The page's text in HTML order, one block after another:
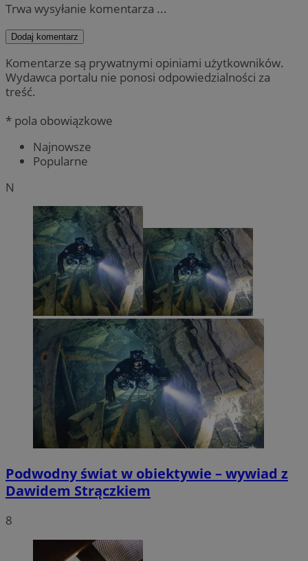
Trwa wysyłanie komentarza ...
Dodaj komentarz
Komentarze są prywatnymi opiniami użytkowników.
Wydawca portalu nie ponosi odpowiedzialności za
treść.
* pola obowiązkowe
Najnowsze
Popularne
N
Podwodny świat w obiektywie – wywiad z
Dawidem Strączkiem
8